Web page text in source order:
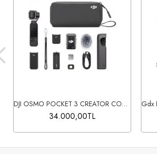
DJI OSMO POCKET 3 CREATOR COMBO
34.000,00TL